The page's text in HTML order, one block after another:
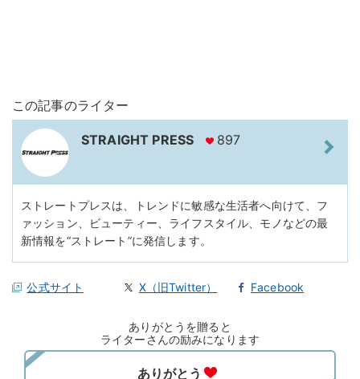
この記事のライター
STRAIGHT PRESS 897
ストレートプレスは、トレンドに敏感な生活者へ向けて、フ
ァッション、ビューティー、ライフスタイル、モノなどの最
新情報を“ストレート”に発信します。
公式サイト X（旧Twitter） Facebook
ありがとうを贈ると
ライターさんの励みになります